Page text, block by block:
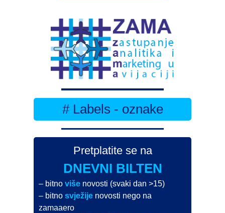
# Labels - oznake
Pretplatite se na
DNEVNI BILTEN
– bitnoviše novosti (svaki dan >15)
– bitnosvježije novosti nego na
zamaaero